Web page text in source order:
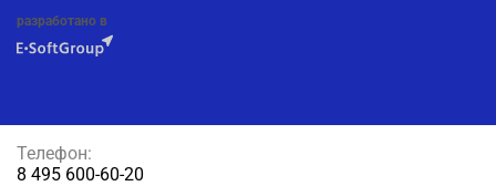
разработано в
Телефон:
8 495 600-60-20